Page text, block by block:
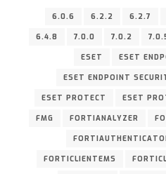
6.0.6 6.2.2 6.2.7
6.4.8 7.0.0 7.0.2
ESET ESET
ESET ENDPOINT
ESET PROTECT ESET
FMG FORTIANALYZER
FORTICLIENTEMS